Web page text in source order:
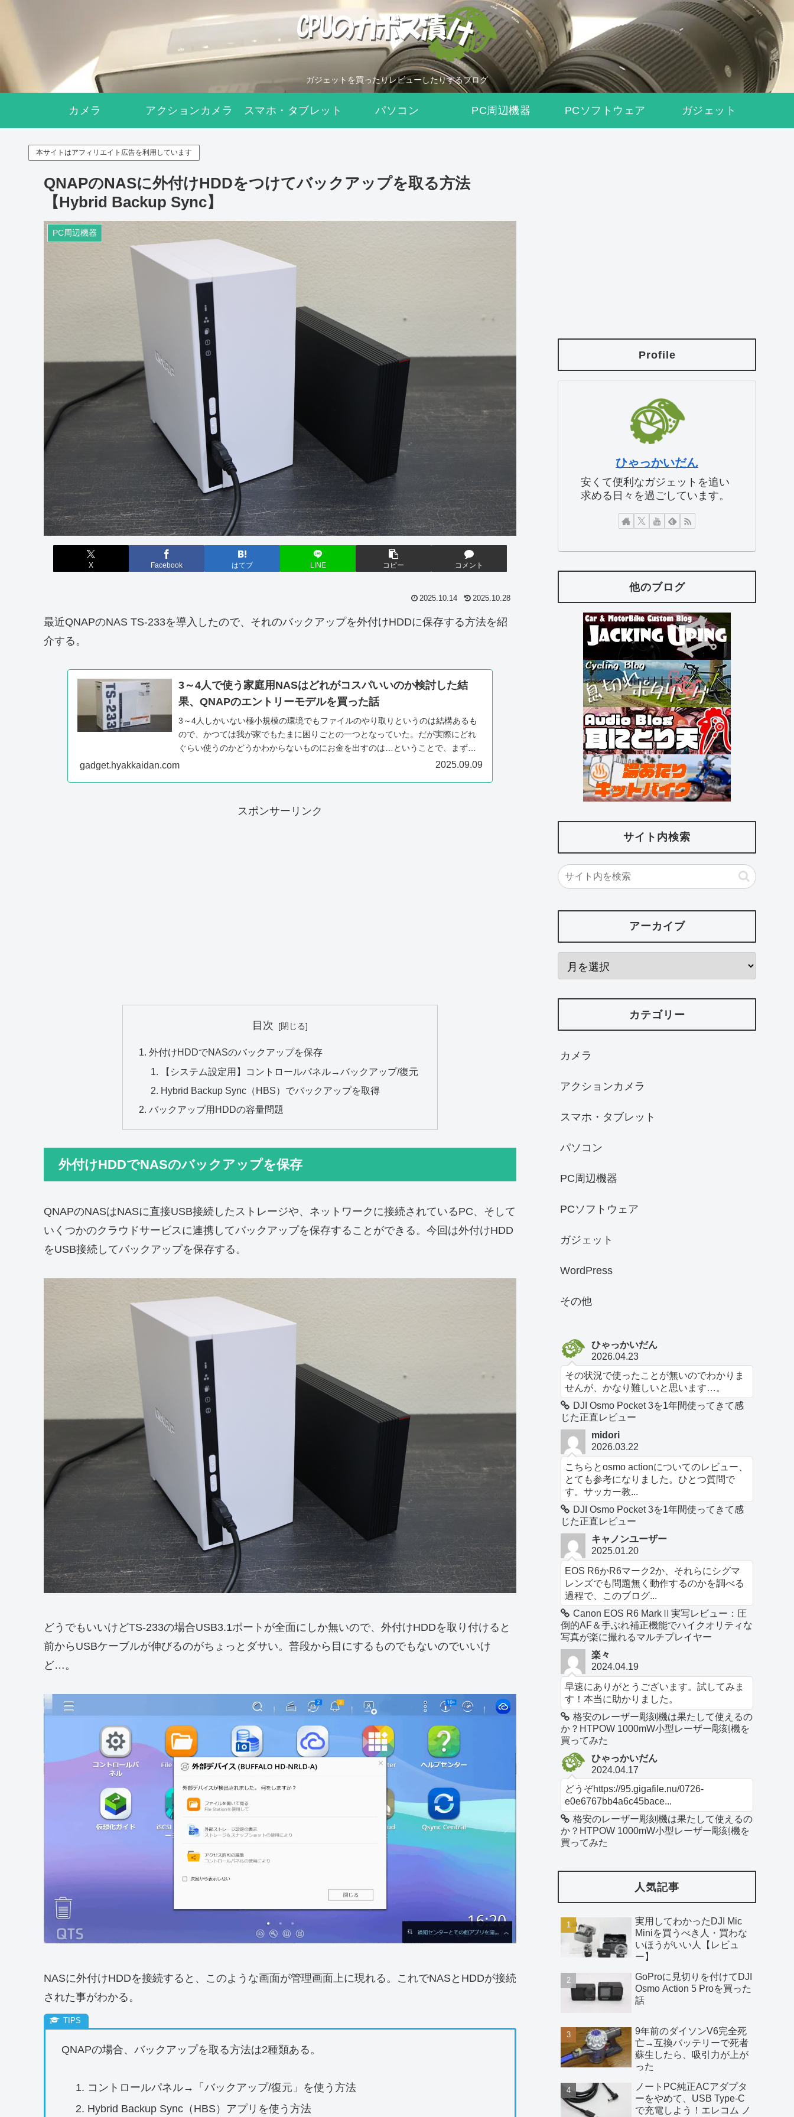
ガジェットを買ったりレビューしたりするブログ
カメラ アクションカメラ スマホ・タブレット パソコン PC周辺機器 PCソフトウェア ガジェット
本サイトはアフィリエイト広告を利用しています
QNAPのNASに外付けHDDをつけてバックアップを取る方法
【Hybrid Backup Sync】
PC周辺機器
X Facebook はてブ LINE コピー コメント
2025.10.14 2025.10.28
最近QNAPのNAS TS-233を導入したので、それのバックアップを外付けHDDに保存する方法を紹
介する。
3～4人で使う家庭用NASはどれがコスパいいのか検討した結
果、QNAPのエントリーモデルを買った話
3～4人しかいない極小規模の環境でもファイルのやり取りというのは結構あるも
ので、かつては我が家でもたまに困りごとの一つとなっていた。だが実際にどれ
ぐらい使うのかどうかわからないものにお金を出すのは…ということで、まずは
適当なクラウドを契約し...
gadget.hyakkaidan.com 2025.09.09
スポンサーリンク
目次
外付けHDDでNASのバックアップを保存
【システム設定用】コントロールパネル→バックアップ/復元
Hybrid Backup Sync（HBS）でバックアップを取得
バックアップ用HDDの容量問題
外付けHDDでNASのバックアップを保存
QNAPのNASはNASに直接USB接続したストレージや、ネットワークに接続されているPC、そして
いくつかのクラウドサービスに連携してバックアップを保存することができる。今回は外付けHDD
をUSB接続してバックアップを保存する。
どうでもいいけどTS-233の場合USB3.1ポートが全面にしか無いので、外付けHDDを取り付けると
前からUSBケーブルが伸びるのがちょっとダサい。普段から目にするものでもないのでいいけ
ど…。
NASに外付けHDDを接続すると、このような画面が管理画面上に現れる。これでNASとHDDが接続
された事がわかる。
QNAPの場合、バックアップを取る方法は2種類ある。
コントロールパネル→「バックアップ/復元」を使う方法
Hybrid Backup Sync（HBS）アプリを使う方法
Profile
ひゃっかいだん
安くて便利なガジェットを追い
求める日々を過ごしています。
他のブログ
サイト内検索
アーカイブ
カテゴリー
カメラ
アクションカメラ
スマホ・タブレット
パソコン
PC周辺機器
PCソフトウェア
ガジェット
WordPress
その他
ひゃっかいだん
2026.04.23
その状況で使ったことが無いのでわかりま
せんが、かなり難しいと思います…。
DJI Osmo Pocket 3を1年間使ってきて感
じた正直レビュー
midori
2026.03.22
こちらとosmo actionについてのレビュー、
とても参考になりました。ひとつ質問で
す。サッカー教...
DJI Osmo Pocket 3を1年間使ってきて感
じた正直レビュー
キャノンユーザー
2025.01.20
EOS R6かR6マーク2か、それらにシグマ
レンズでも問題無く動作するのかを調べる
過程で、このブログ...
Canon EOS R6 MarkⅡ実写レビュー：圧
倒的AF＆手ぶれ補正機能でハイクオリティな
写真が楽に撮れるマルチプレイヤー
楽々
2024.04.19
早速にありがとうございます。試してみま
す！本当に助かりました。
格安のレーザー彫刻機は果たして使えるの
か？HTPOW 1000mW小型レーザー彫刻機を
買ってみた
ひゃっかいだん
2024.04.17
どうぞhttps://95.gigafile.nu/0726-
e0e6767bb4a6c45bace...
格安のレーザー彫刻機は果たして使えるの
か？HTPOW 1000mW小型レーザー彫刻機を
買ってみた
人気記事
実用してわかったDJI Mic
Miniを買うべき人・買わな
いほうがいい人【レビュ
ー】
GoProに見切りを付けてDJI
Osmo Action 5 Proを買った
話
9年前のダイソンV6完全死
亡→互換バッテリーで死者
蘇生したら、吸引力が上が
った
ノートPC純正ACアダプタ
ーをやめて、USB Type-C
で充電しよう！エレコム ノ